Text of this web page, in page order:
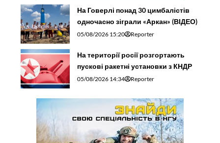
На Говерлі понад 30 цимбалістів
одночасно зіграли «Аркан» (ВІДЕО)
05/08/2026 15:20 Reporter
На території росії розгортають
пускові ракетні установки з КНДР
05/08/2026 14:34 Reporter